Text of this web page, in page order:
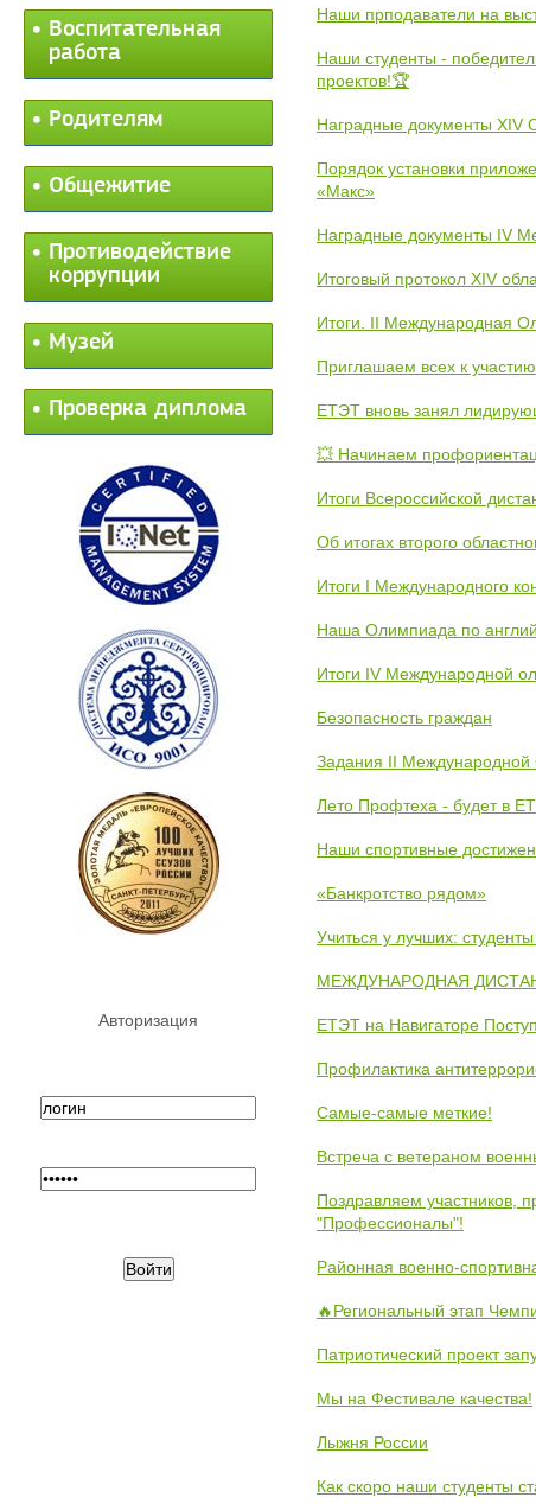
Воспитательная
работа
Родителям
Общежитие
Противодействие
коррупции
Музей
Проверка диплома
Авторизация
Наши прподаватели на
Наши студенты -
проектов!🏆
Наградные документы XIV
Порядок установки
«Макс»
Наградные документы IV
Итоговый протокол XIV
Итоги. II Международная
Приглашаем всех к
ЕТЭТ вновь занял
💥 Начинаем
Итоги Всероссийской
Об итогах второго
Итоги I Международного
Наша Олимпиада по
Итоги IV Международной
Безопасность граждан
Задания II
Лето Профтеха - будет в
Наши спортивные
«Банкротство рядом»
Учиться у лучших:
МЕЖДУНАРОДНАЯ
ЕТЭТ на Навигаторе
Профилактика
Самые-самые меткие!
Встреча с ветераном
Поздравляем участников,
"Профессионалы"!
Районная военно-
🔥Региональный этап
Патриотический проект
Мы на Фестивале качества!
Лыжня России
Как скоро наши студенты